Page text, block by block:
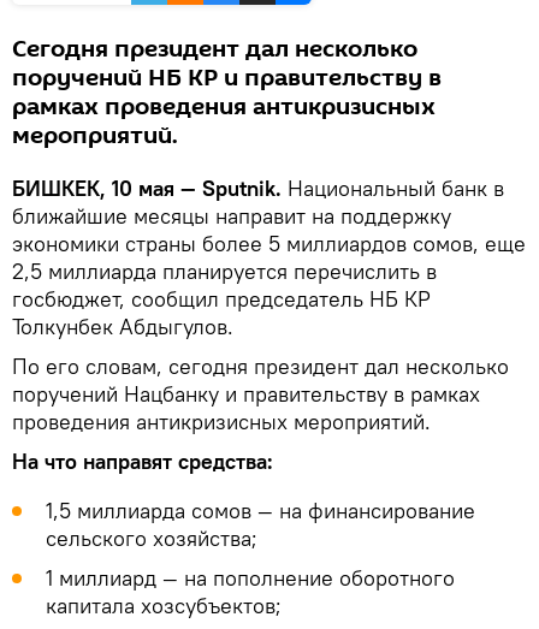
Сегодня президент дал несколько
поручений НБ КР и правительству в
рамках проведения антикризисных
мероприятий.
БИШКЕК, 10 мая — Sputnik. Национальный банк в
ближайшие месяцы направит на поддержку
экономики страны более 5 миллиардов сомов, еще
2,5 миллиарда планируется перечислить в
госбюджет, сообщил председатель НБ КР
Толкунбек Абдыгулов.
По его словам, сегодня президент дал несколько
поручений Нацбанку и правительству в рамках
проведения антикризисных мероприятий.
На что направят средства:
1,5 миллиарда сомов — на финансирование
сельского хозяйства;
1 миллиард — на пополнение оборотного
капитала хозсубъектов;